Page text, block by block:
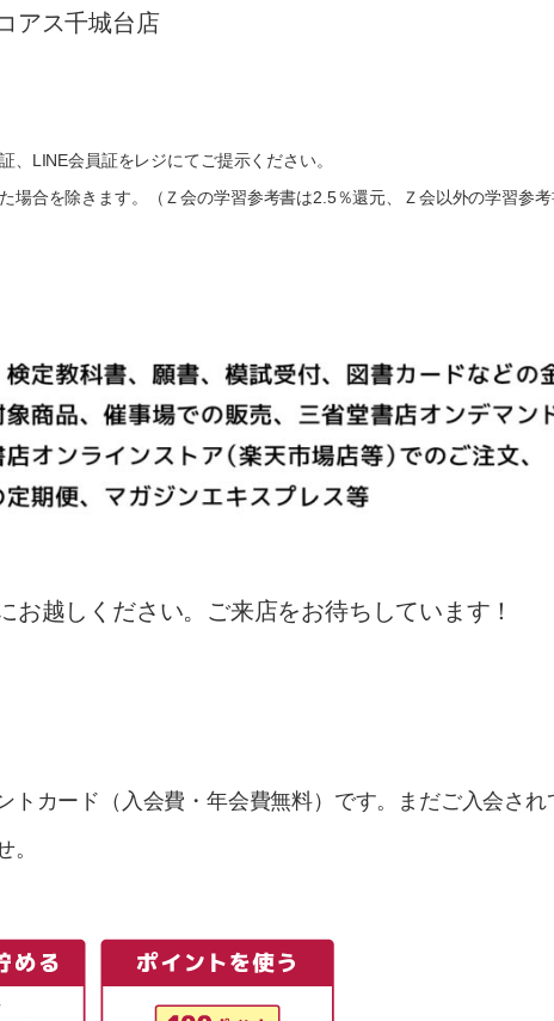
アス千城台店
LINE会員証をレジにてご提示ください。
合を除きます。（Ｚ会の学習参考書は2.5％還元、Ｚ会以外の学習参
越しください。ご来店をお待ちしています！
トカード（入会費・年会費無料）です。まだご入会され